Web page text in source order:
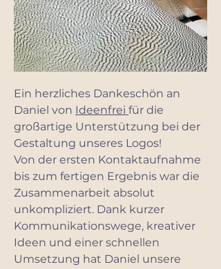
Ein herzliches Dankeschön an
Daniel von Ideenfrei für die
großartige Unterstützung bei der
Gestaltung unseres Logos!
Von der ersten Kontaktaufnahme
bis zum fertigen Ergebnis war die
Zusammenarbeit absolut
unkompliziert. Dank kurzer
Kommunikationswege, kreativer
Ideen und einer schnellen
Umsetzung hat Daniel unsere